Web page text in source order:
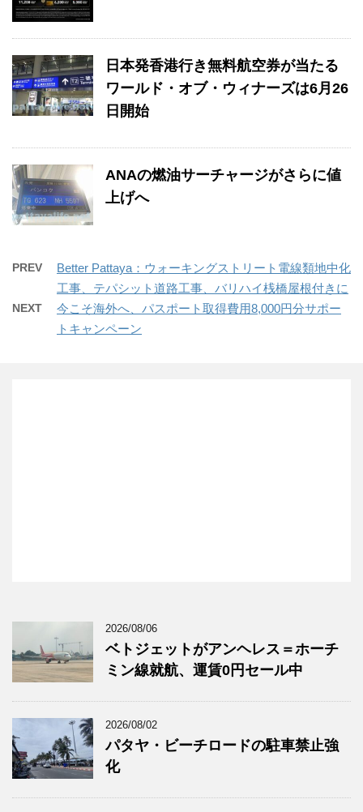
日本発香港行き無料航空券が当たる
ワールド・オブ・ウィナーズは6月26
日開始
ANAの燃油サーチャージがさらに値
上げへ
PREV
Better Pattaya：ウォーキングストリート電線類地中化
工事、テパシット道路工事、バリハイ桟橋屋根付きに
NEXT
今こそ海外へ、パスポート取得費用8,000円分サポー
トキャンペーン
2026/08/06
ベトジェットがアンヘレス＝ホーチ
ミン線就航、運賃0円セール中
2026/08/02
パタヤ・ビーチロードの駐車禁止強
化